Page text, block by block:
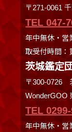
〒271-0061
TEL 047-
年中無休・営
取受付時間：
茨城鑑定
〒300-0726
WonderGOO
TEL
年中無休・営